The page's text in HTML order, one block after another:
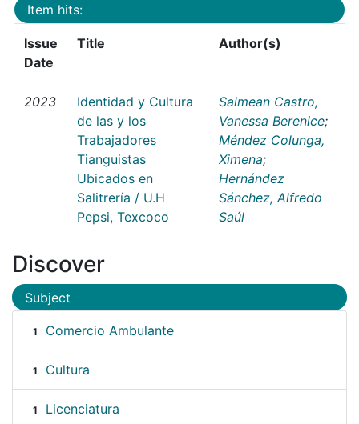
Item hits:
Issue
Date
Title Author(s)
2023
Identidad y Cultura
de las y los
Trabajadores
Tianguistas
Ubicados en
Salitrería / U.H
Pepsi, Texcoco
Salmean Castro,
Vanessa Berenice;
Méndez Colunga,
Ximena;
Hernández
Sánchez, Alfredo
Saúl
Discover
Subject
1 Comercio Ambulante
1 Cultura
1 Licenciatura